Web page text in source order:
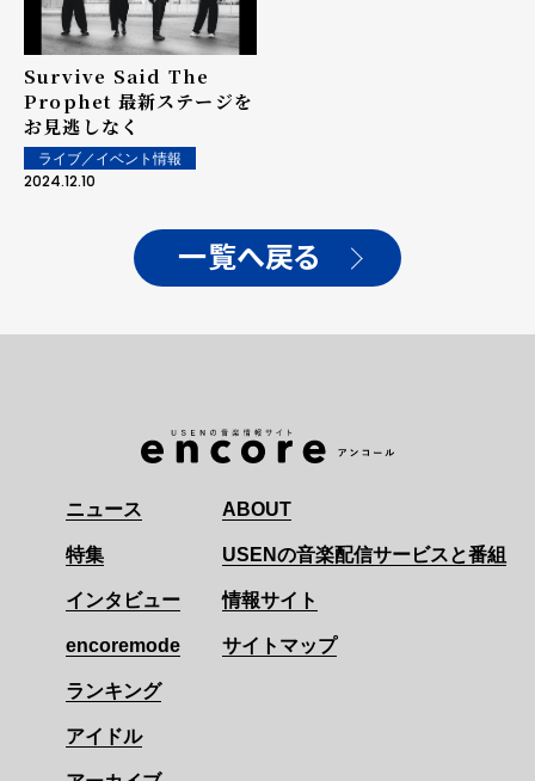
Survive Said The
Prophet 最新ステージを
お見逃しなく
ライブ／イベント情報
2024.12.10
一覧へ戻る
ニュース
特集
インタビュー
encoremode
ランキング
アイドル
ABOUT
USENの音楽配信サービスと番組
情報サイト
サイトマップ